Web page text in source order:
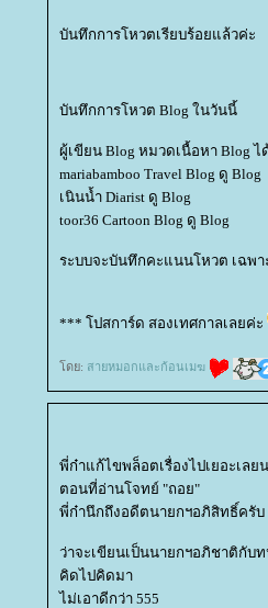
บันทึกการโหวตเรียบร้อยแล้วค่ะ
บันทึกการโหวต Blog ในวันนี้
ผู้เขียน Blog หมวดเนื้อหา Blog ไ
mariabamboo Travel Blog ดู Blog
เนินน้ำ Diarist ดู Blog
toor36 Cartoon Blog ดู Blog
ระบบจะบันทึกคะแนนโหวต เฉพ
*** โปสการ์ด สองเทศกาลเลยค่ะ
ดย: สายหมอกและก้อนเมฆ
พี่ก๋าแก้ไขพล็อตเรื่องไปเยอะเลย
ตอนที่อ่านโจทย์ "ถอย"
พี่ก๋านึกถึงอดีตนายกฯอภิสิทธิ์ครับ
ว่าจะเขียนเป็นนายกฯอภิชาติกับ
คิดไปคิดมา
ไม่เอาดีกว่า 555